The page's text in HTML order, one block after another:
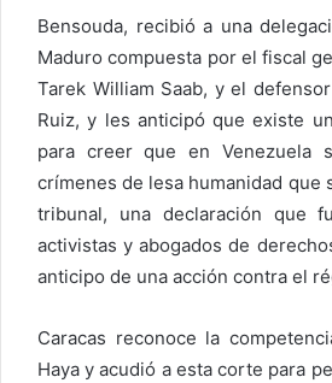
Bensouda, recibió a una
Maduro compuesta por el fiscal
Tarek William Saab, y el
Ruiz, y les anticipó que existe
para creer que en Venezuela
crímenes de lesa humanidad que
tribunal, una declaración que
activistas y abogados de
anticipo de una acción contra el
Caracas reconoce la
Haya y acudió a esta corte para